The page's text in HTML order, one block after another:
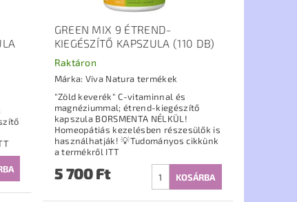
GREEN MIX 9 ÉTREND-
KIEGÉSZÍTŐ KAPSZULA (110 DB)
Raktáron
Márka: Viva Natura termékek
"Zöld keverék" C-vitaminnal és
magnéziummal; étrend-kiegészítő
kapszula BORSMENTA NÉLKÜL!
Homeopátiás kezelésben részesülők is
használhatják! 💡Tudományos cikkünk
a termékről ITT
5 700 Ft